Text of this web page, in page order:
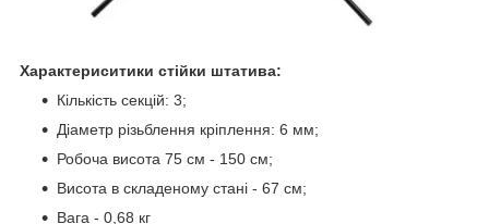
Характериситики стійки штатива:
Кількість секцій: 3;
Діаметр різьблення кріплення: 6 мм;
Робоча висота 75 см - 150 см;
Висота в складеному стані - 67 см;
Вага - 0,68 кг